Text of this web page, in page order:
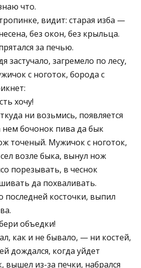
что.
видит: старая изба —
без окон, без крыльца.
за печью.
застучало, загремело по лесу,
с ноготок, борода с
хочу!
ни возьмись, появляется
бочонок пива да бык
точеный. Мужичок с ноготок,
возле быка, вынул нож
порезывать, в чеснок
да похваливать.
последней косточки, выпил
объедки!
как и не бывало, — ни костей,
дождался, когда уйдет
вышел из-за печки, набрался